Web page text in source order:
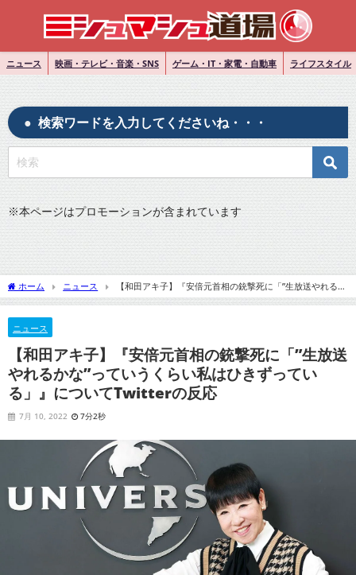
ニュース 映画・テレビ・音楽・SNS ゲーム・IT・家電・自動車 ライフスタイル
検索ワードを入力してくださいね・・・
※本ページはプロモーションが含まれています
ホーム ニュース
【和田アキ子】『安倍元首相の銃撃死に「”生放送やれるか
な”っていうくらい私はひきずっている」』についてTwitterの反応
ニュース
【和田アキ子】『安倍元首相の銃撃死に「”生放送
やれるかな”っていうくらい私はひきずってい
る」』についてTwitterの反応
7月 10, 2022 7分2秒